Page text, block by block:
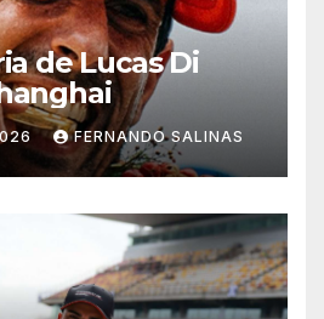
de Lucas Di
FERNANDO SALINAS